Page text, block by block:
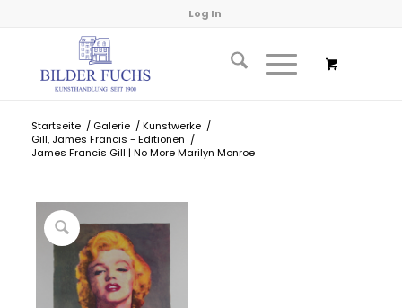
Log In
Startseite / Galerie / Kunstwerke /
Gill, James Francis - Editionen /
James Francis Gill | No More Marilyn Monroe